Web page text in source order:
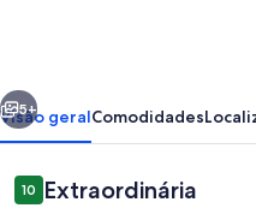
Próximo
5+
Visão geralComodidades
Avaliações
1010 de 10
Extraordinária